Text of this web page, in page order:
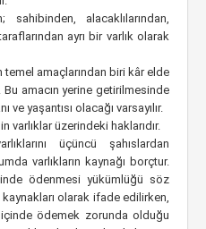
sahibinden, alacaklılarından,
ayrı bir varlık olarak
temel amaçlarından biri kâr elde
amacın yerine getirilmesinde
yaşantısı olacağı varsayılır.
varlıklar üzerindeki haklarıdır.
üçüncü şahıslardan
varlıkların kaynağı borçtur.
ödenmesi yükümlüğü söz
olarak ifade edilirken,
ödemek zorunda olduğu